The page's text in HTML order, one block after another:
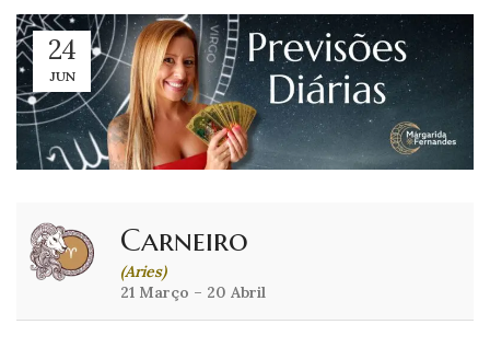
24
JUN
Carneiro
(Aries)
21 Março – 20 Abril